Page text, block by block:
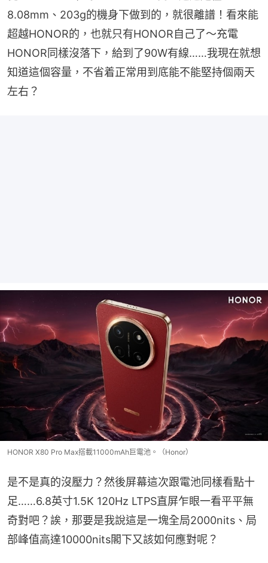
8.08mm、203g的機身下做到的，就很離譜！看來能
超越HONOR的，也就只有HONOR自己了～充電
HONOR同樣沒落下，給到了90W有線……我現在就想
知道這個容量，不省着正常用到底能不能堅持個兩天
左右？
HONOR X80 Pro Max搭載11000mAh巨電池。（Honor）
是不是真的沒壓力？然後屏幕這次跟電池同樣看點十
足……6.8英寸1.5K 120Hz LTPS直屏乍眼一看平平無
奇對吧？誒，那要是我說這是一塊全局2000nits、局
部峰值高達10000nits閣下又該如何應對呢？